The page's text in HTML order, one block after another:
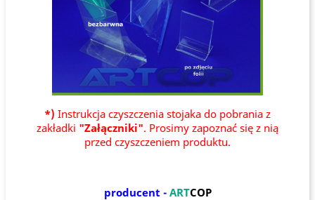
*) Instrukcja czyszczenia stojaka do pobrania z
zakładki "Załączniki". Prosimy zapoznać się z nią
przed czyszczeniem produktu.
producent - ARTCOP